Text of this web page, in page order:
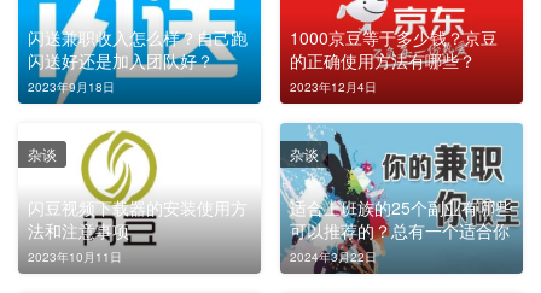
闪送兼职收入怎么样？自己跑
闪送好还是加入团队好？
2023年9月18日
1000京豆等于多少钱？京豆
的正确使用方法有哪些？
2023年12月4日
闪豆视频下载器的安装使用方
法和注意事项
2023年10月11日
杂谈
适合上班族的25个副业有哪些
可以推荐的？总有一个适合你
2024年3月22日
杂谈